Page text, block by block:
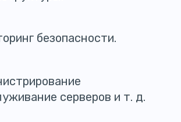
безопасности.
серверов и т. д.